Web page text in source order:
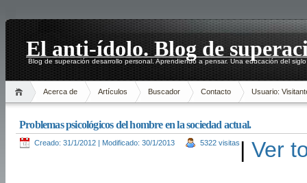
El anti-ídolo. Blog de
Blog de superación desarrollo personal. Aprendiendo a pensar. Una educación del
Acerca de Artículos Buscador Contacto Usuario:
Problemas psicológicos del hombre en la sociedad actual.
Creado: 31/1/2012 | Modificado: 30/1/2013 5322 visitas | Ver